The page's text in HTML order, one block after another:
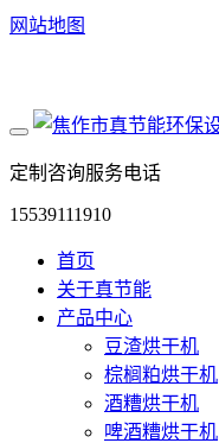
网站地图
定制咨询服务电话
15539111910
首页
关于真节能
产品中心
豆渣烘干机
棕榈粕烘干机
酒糟烘干机
啤酒糟烘干机